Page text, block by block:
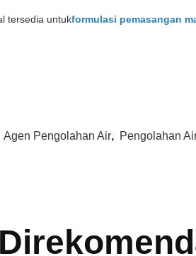
tersedia untukformulasi pemasangan
Agen Pengolahan Air, Pengolahan